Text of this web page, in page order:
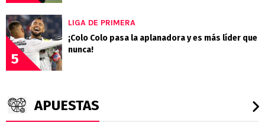
5
LIGA DE PRIMERA
¡Colo Colo pasa la aplanadora y es más líder que
nunca!
APUESTAS